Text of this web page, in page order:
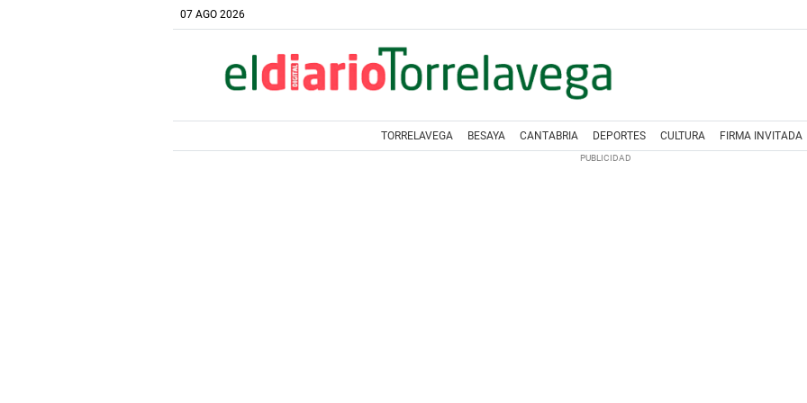
07 AGO 2026
TORRELAVEGA BESAYA CANTABRIA DEPORTES CULTURA FIRMA INVITADA